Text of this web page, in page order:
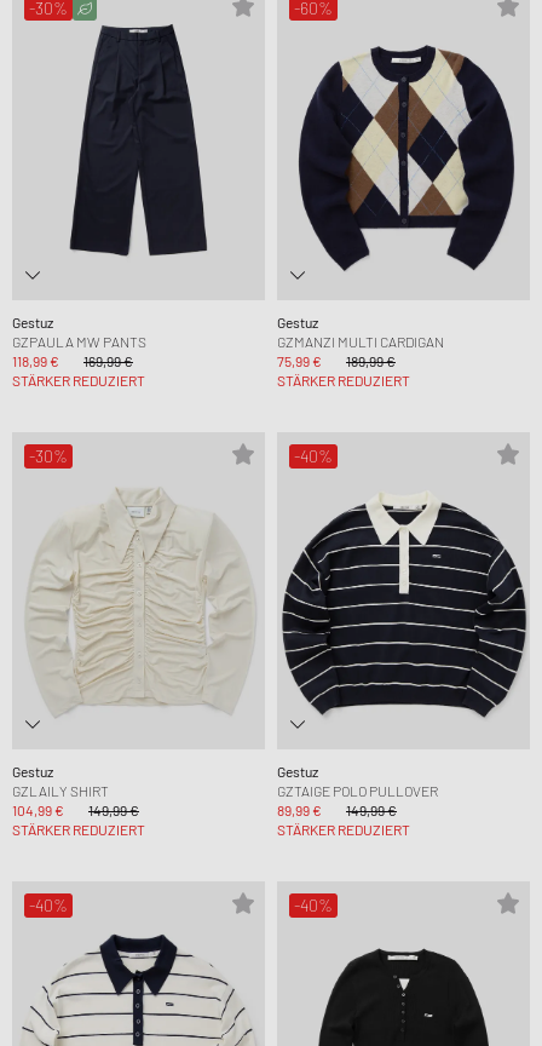
-30%
Gestuz
GZPAULA MW PANTS
118,99 €
169,99 €
STÄRKER REDUZIERT
-60%
Gestuz
GZMANZI MULTI CARDIGAN
75,99 €
189,99 €
STÄRKER REDUZIERT
-30%
Gestuz
GZLAILY SHIRT
104,99 €
149,99 €
STÄRKER REDUZIERT
-40%
Gestuz
GZTAIGE POLO PULLOVER
89,99 €
149,99 €
STÄRKER REDUZIERT
-40% -40%